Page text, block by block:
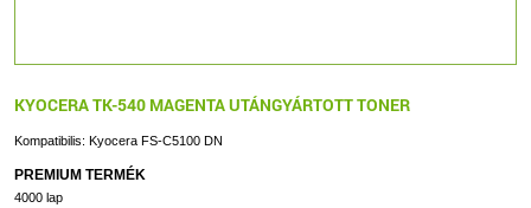
KYOCERA TK-540 MAGENTA UTÁNGYÁRTOTT TONER
Kompatibilis: Kyocera FS-C5100 DN
PREMIUM TERMÉK
4000 lap